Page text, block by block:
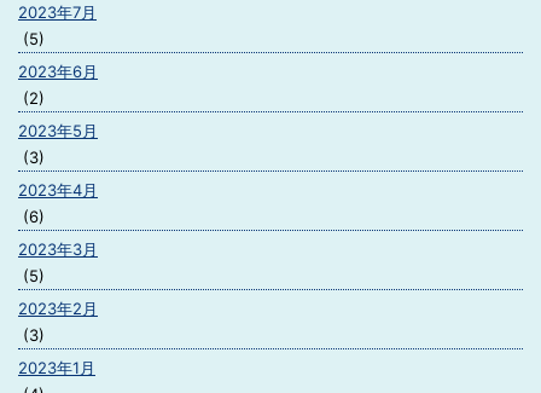
2023年7月
(5)
2023年6月
(2)
2023年5月
(3)
2023年4月
(6)
2023年3月
(5)
2023年2月
(3)
2023年1月